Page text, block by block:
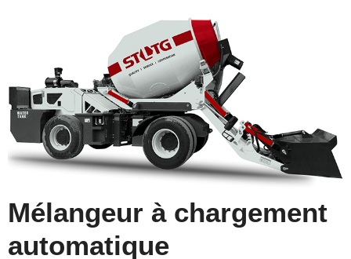
Mélangeur à chargement
automatique